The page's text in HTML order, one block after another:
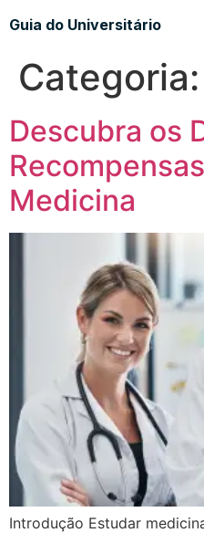
Guia do Universitário
Categoria:
Descubra os
Medicina
Introdução Estudar